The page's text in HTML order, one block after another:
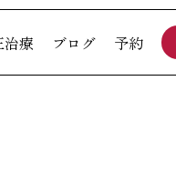
療 ブログ 予約